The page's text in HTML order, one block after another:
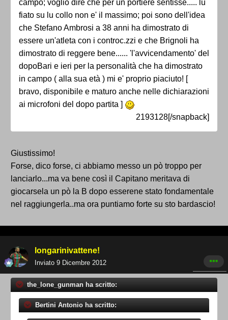
campo; voglio dire che per un portiere sentisse..... lu
fiato su lu collo non e' il massimo; poi sono dell'idea
che Stefano Ambrosi a 38 anni ha dimostrato di
essere un'atleta con i controc.zzi e che Brignoli ha
dimostrato di reggere bene...... 'l'avvicendamento' del
dopoBari e ieri per la personalità che ha dimostrato
in campo ( alla sua età ) mi e' proprio piaciuto! [
bravo, disponibile e maturo anche nelle dichiarazioni
ai microfoni del dopo partita ]
2193128[/snapback]
Giustissimo!
Forse, dico forse, ci abbiamo messo un pò troppo per
lanciarlo...ma va bene così il Capitano meritava di
giocarsela un pò la B dopo esserene stato fondamentale
nel raggiungerla..ma ora puntiamo forte su sto bardascio!
longarinivattene!
Inviato 9 Dicembre 2012
the_lone_gunman ha scritto:
Bertini Antonio ha scritto: